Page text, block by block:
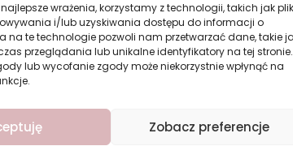
wrażenia, korzystamy z technologii, takich jak
i/lub uzyskiwania dostępu do informacji o
na te technologie pozwoli nam przetwarzać dane, takie
przeglądania lub unikalne identyfikatory na tej stronie.
lub wycofanie zgody może niekorzystnie wpłynąć na
Zobacz preferencje
50
i